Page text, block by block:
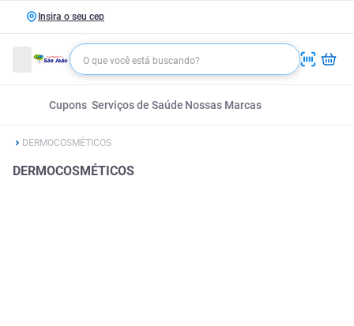
Insira o seu cep
Cupons Serviços de Saúde Nossas Marcas
DERMOCOSMÉTICOS
DERMOCOSMÉTICOS